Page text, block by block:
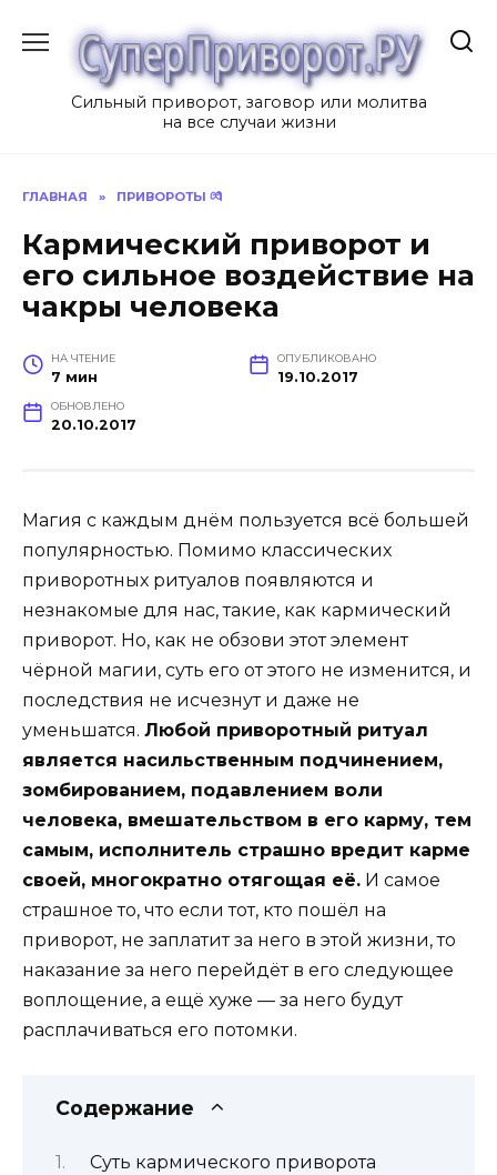
содержанию
Сильный приворот, заговор или молитва
на все случаи жизни
ГЛАВНАЯ » ПРИВОРОТЫ 💏
Кармический приворот и
его сильное воздействие на
чакры человека
НА ЧТЕНИЕ
7 мин
ОПУБЛИКОВАНО
19.10.2017
ОБНОВЛЕНО
20.10.2017
Магия с каждым днём пользуется всё большей
популярностью. Помимо классических
приворотных ритуалов появляются и
незнакомые для нас, такие, как кармический
приворот. Но, как не обзови этот элемент
чёрной магии, суть его от этого не изменится, и
последствия не исчезнут и даже не
уменьшатся. Любой приворотный ритуал
является насильственным подчинением,
зомбированием, подавлением воли
человека, вмешательством в его карму, тем
самым, исполнитель страшно вредит карме
своей, многократно отягощая её. И самое
страшное то, что если тот, кто пошёл на
приворот, не заплатит за него в этой жизни, то
наказание за него перейдёт в его следующее
воплощение, а ещё хуже — за него будут
расплачиваться его потомки.
Содержание
Суть кармического приворота